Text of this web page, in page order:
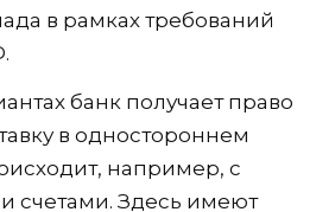
в рамках требований
банк получает право
в одностороннем
например, с
счетами. Здесь имеют